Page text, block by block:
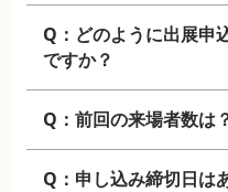
Q：どのように出展申
ですか？
Q：前回の来場者数は
Q：申し込み締切日は